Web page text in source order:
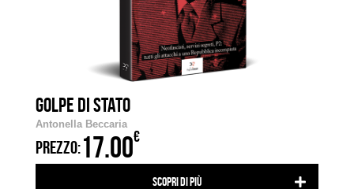
GOLPE DI STATO
Antonella Beccaria
PREZZO:17.00€
Scopri di più